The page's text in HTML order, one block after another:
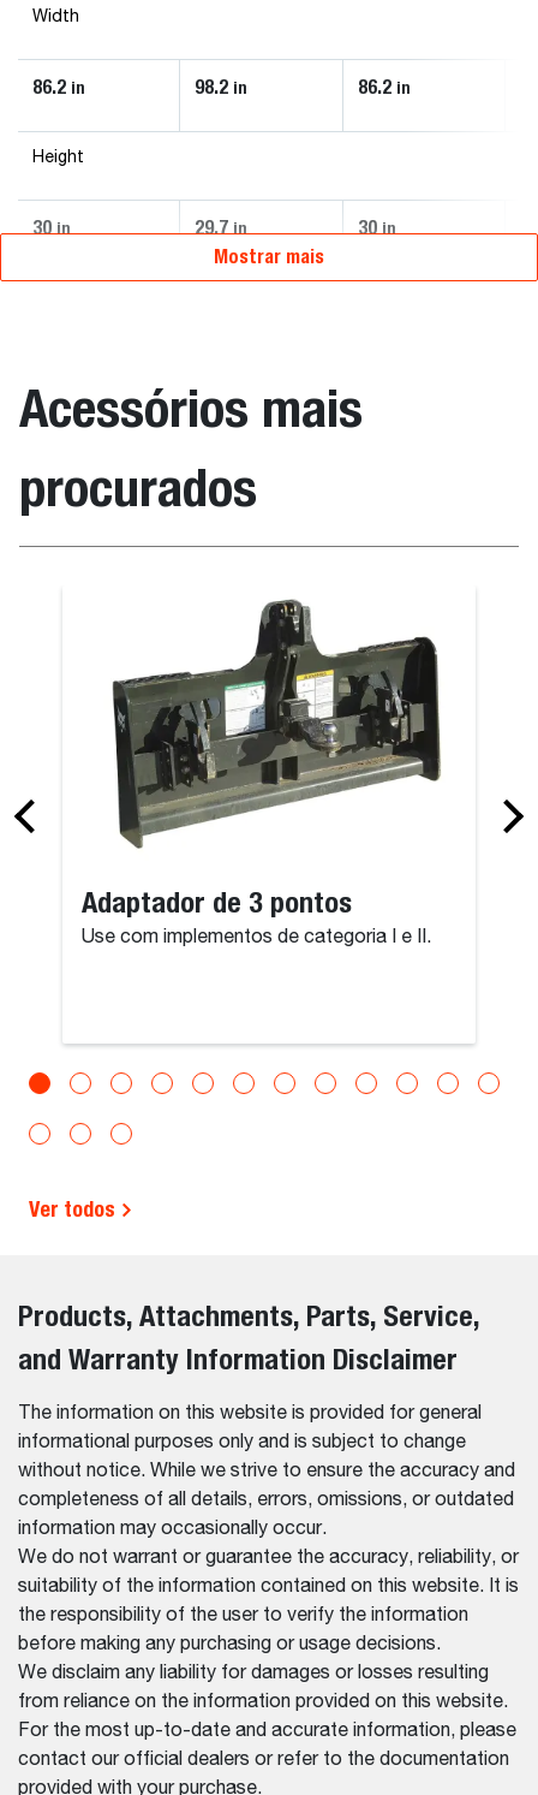
Width
86.2 in 98.2 in 86.2 in
Height
30 in 29.7 in 30 in
Mostrar mais
Acessórios mais
procurados
Adaptador de 3 pontos
Use com implementos de categoria I e II.
Ver todos
Products, Attachments, Parts, Service,
and Warranty Information Disclaimer
The information on this website is provided for general
informational purposes only and is subject to change
without notice. While we strive to ensure the accuracy and
completeness of all details, errors, omissions, or outdated
information may occasionally occur.
We do not warrant or guarantee the accuracy, reliability, or
suitability of the information contained on this website. It is
the responsibility of the user to verify the information
before making any purchasing or usage decisions.
We disclaim any liability for damages or losses resulting
from reliance on the information provided on this website.
For the most up-to-date and accurate information, please
contact our official dealers or refer to the documentation
provided with your purchase.